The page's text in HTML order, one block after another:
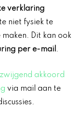
verklaring
niet fysiek te
Dit kan ook
per e-mail .
akkoord
via mail aan te